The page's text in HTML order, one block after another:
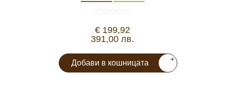
€ 199,92
391,00 лв.
Добави в кошницата +